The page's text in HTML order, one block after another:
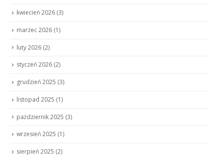
kwiecień 2026 (3)
marzec 2026 (1)
luty 2026 (2)
styczeń 2026 (2)
grudzień 2025 (3)
listopad 2025 (1)
październik 2025 (3)
wrzesień 2025 (1)
sierpień 2025 (2)